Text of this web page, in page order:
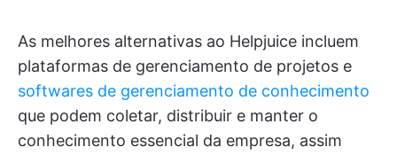
As melhores alternativas ao Helpjuice incluem
plataformas de gerenciamento de projetos e
softwares de gerenciamento de conhecimento
que podem coletar, distribuir e manter o
conhecimento essencial da empresa, assim